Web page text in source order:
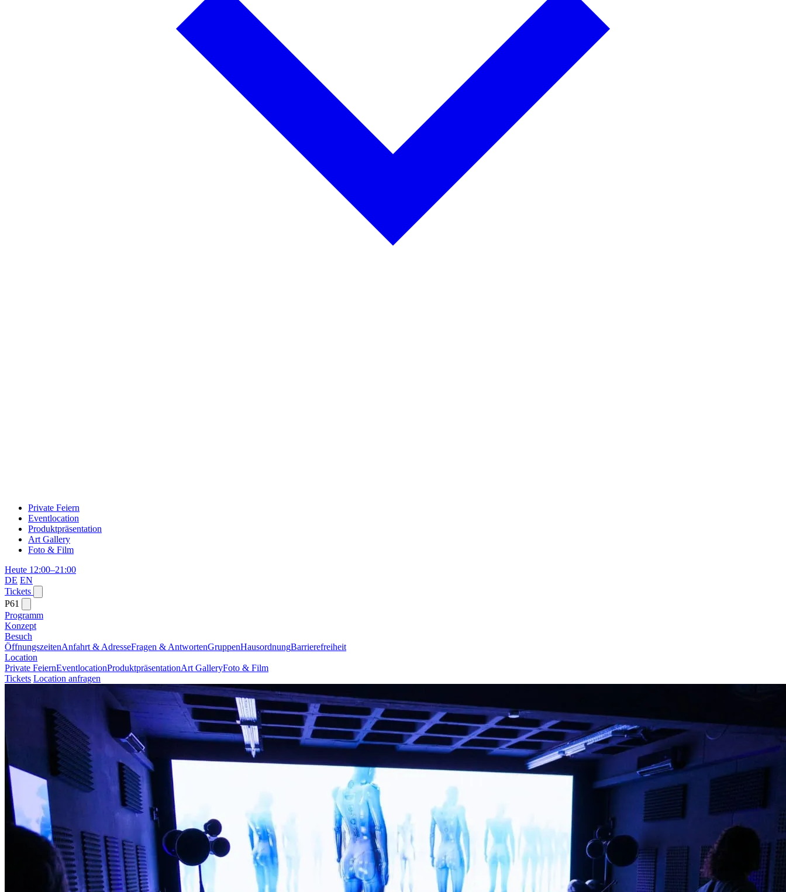
Private Feiern
Eventlocation
Produktpräsentation
Art Gallery
Foto & Film
Heute 12:00–21:00
DE EN
Tickets
P61
Programm
Konzept
Besuch
ÖffnungszeitenAnfahrt & AdresseFragen & AntwortenGruppenHausordnungBarrierefreiheit
Location
Private FeiernEventlocationProduktpräsentationArt GalleryFoto & Film
Tickets Location anfragen